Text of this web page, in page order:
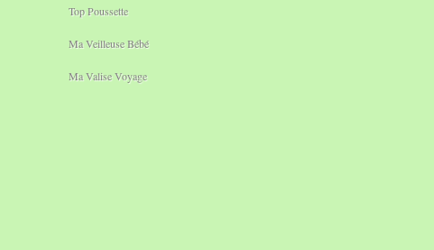
Top Poussette
Ma Veilleuse Bébé
Ma Valise Voyage